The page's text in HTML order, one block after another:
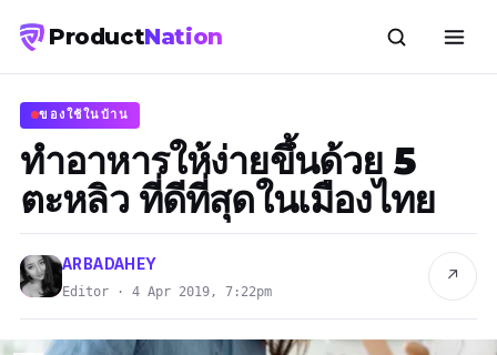
ProductNation
ของใช้ในบ้าน
ทำอาหารให้ง่ายขึ้นด้วย 5
ตะหลิว ที่ดีที่สุดในเมืองไทย
ARBADAHEY
Editor · 4 Apr 2019, 7:22pm
↗